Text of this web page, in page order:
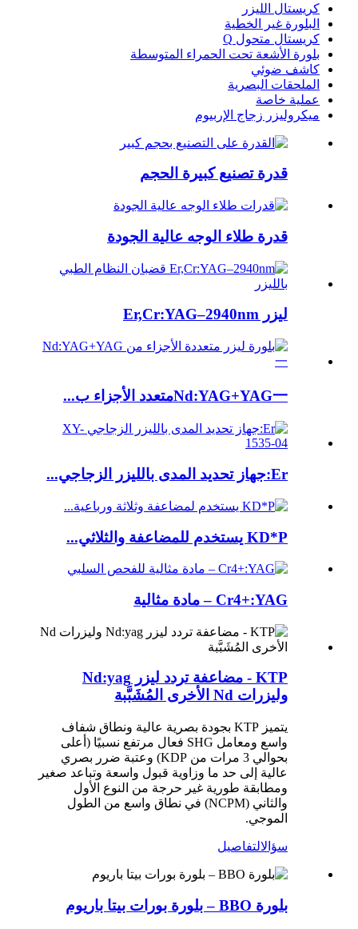
كريستال الليزر
البلورة غير الخطية
كريستال متحول Q
بلورة الأشعة تحت الحمراء المتوسطة
كاشف ضوئي
الملحقات البصرية
عملية خاصة
ميكروليزر زجاج الإربيوم
قدرة تصنيع كبيرة الحجم
قدرة طلاء الوجه عالية الجودة
ليزر Er,Cr:YAG–2940nm
Nd:YAG+YAG一متعدد الأجزاء ب...
Er:جهاز تحديد المدى بالليزر الزجاجي...
KD*P يستخدم للمضاعفة والثلاثي...
Cr4+:YAG – مادة مثالية
KTP - مضاعفة تردد ليزر Nd:yag
وليزرات Nd الأخرى المُشَبَّبة
يتميز KTP بجودة بصرية عالية ونطاق شفاف
واسع ومعامل SHG فعال مرتفع نسبيًا (أعلى
بحوالي 3 مرات من KDP) وعتبة ضرر بصري
عالية إلى حد ما وزاوية قبول واسعة وتباعد صغير
ومطابقة طورية غير حرجة من النوع الأول
والثاني (NCPM) في نطاق واسع من الطول
الموجي.
سؤالالتفاصيل
بلورة BBO – بلورة بورات بيتا باريوم